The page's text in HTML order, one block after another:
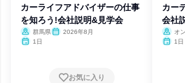
カーライフアドバイザーの仕事
を知ろう!会社説明&見学会
群馬県
2026年8月
1日
お気に入り
カー
会社
オ
1日